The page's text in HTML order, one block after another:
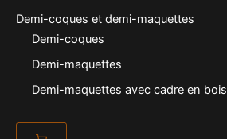
Demi-coques et demi-maquettes
Demi-coques
Demi-maquettes
Demi-maquettes avec cadre en bois